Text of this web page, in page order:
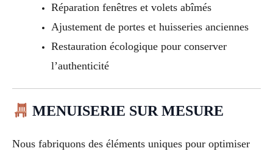
Réparation fenêtres et volets abîmés
Ajustement de portes et huisseries anciennes
Restauration écologique pour conserver
l’authenticité
MENUISERIE SUR MESURE
Nous fabriquons des éléments uniques pour optimiser